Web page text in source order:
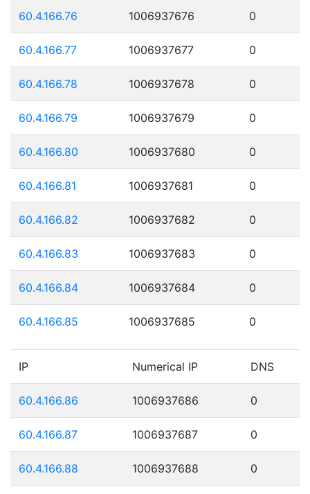
60.4.166.76 1006937676 0
60.4.166.77 1006937677 0
60.4.166.78 1006937678 0
60.4.166.79 1006937679 0
60.4.166.80 1006937680 0
60.4.166.81 1006937681 0
60.4.166.82 1006937682 0
60.4.166.83 1006937683 0
60.4.166.84 1006937684 0
60.4.166.85 1006937685 0
IP Numerical IP DNS
60.4.166.86 1006937686 0
60.4.166.87 1006937687 0
60.4.166.88 1006937688 0